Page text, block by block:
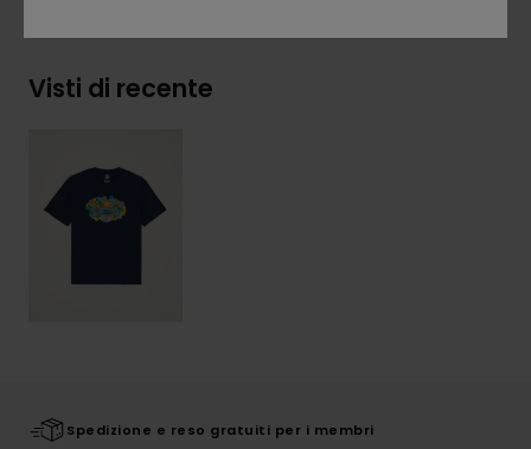
Visti di recente
Spedizione e reso gratuiti per i membri